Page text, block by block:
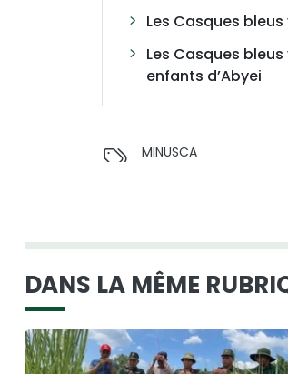
Les Casques
Les Casques
enfants d’Abyei
MINUSCA
DANS LA MÊME